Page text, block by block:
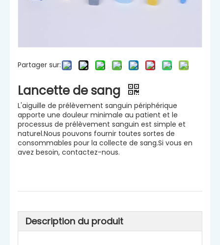
Partager sur:
Lancette de sang
L'aiguille de prélèvement sanguin périphérique
apporte une douleur minimale au patient et le
processus de prélèvement sanguin est simple et
naturel.Nous pouvons fournir toutes sortes de
consommables pour la collecte de sang.Si vous en
avez besoin, contactez-nous.
Description du produit